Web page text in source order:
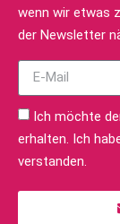
wenn wir etwas
der Newsletter
Ich möchte
erhalten. Ich
verstanden.